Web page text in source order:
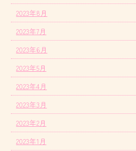
2023年8月
2023年7月
2023年6月
2023年5月
2023年4月
2023年3月
2023年2月
2023年1月